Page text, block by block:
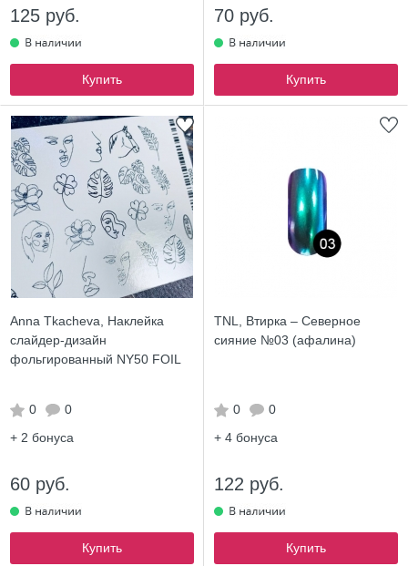
125 руб.
Купить
70 руб.
Купить
Anna Tkacheva, Наклейка
слайдер-дизайн
фольгированный NY50 FOIL
0
0
+ 2 бонуса
60 руб.
Купить
TNL, Втирка – Северное
сияние №03 (афалина)
0
0
+ 4 бонуса
122 руб.
Купить